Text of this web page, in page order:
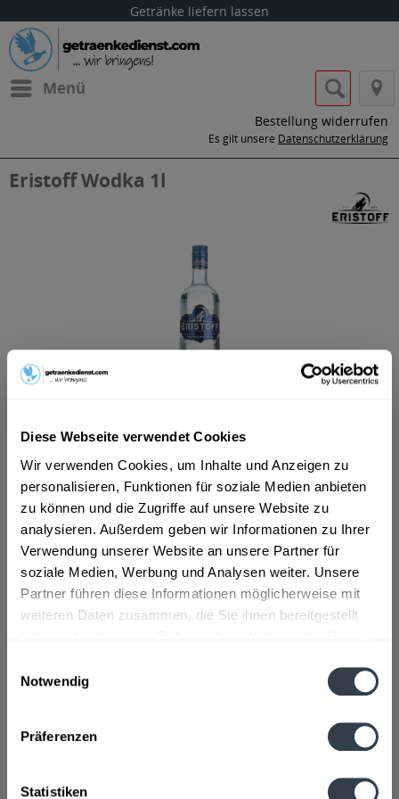
Diese Webseite verwendet Cookies
Wir verwenden Cookies, um Inhalte und Anzeigen zu
personalisieren, Funktionen für soziale Medien anbieten
zu können und die Zugriffe auf unsere Website zu
analysieren. Außerdem geben wir Informationen zu Ihrer
Verwendung unserer Website an unsere Partner für
soziale Medien, Werbung und Analysen weiter. Unsere
Partner führen diese Informationen möglicherweise mit
weiteren Daten zusammen, die Sie ihnen bereitgestellt
Notwendig
Präferenzen
Statistiken
Getränke liefern lassen
Menü
Bestellung widerrufen
Es gilt unsere Datenschutzerklärung
Eristoff Wodka 1l
ab 14,78 € *
Inhalt:1 Liter
inkl. MwSt.ggf. zzgl. Erschwerniszuschlag
Vorrätig
In den Warenkorb
Artikel-Nr.:
12958
Verfügbar in:
mehr
Fragen zum Artikel?